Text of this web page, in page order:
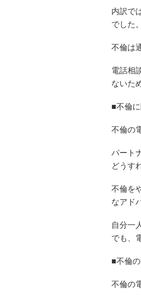
内訳で
でした。
不倫は
電話相
ないた
■不倫
不倫の
パート
どうす
不倫を
なアド
自分一
でも、
■不倫
不倫の